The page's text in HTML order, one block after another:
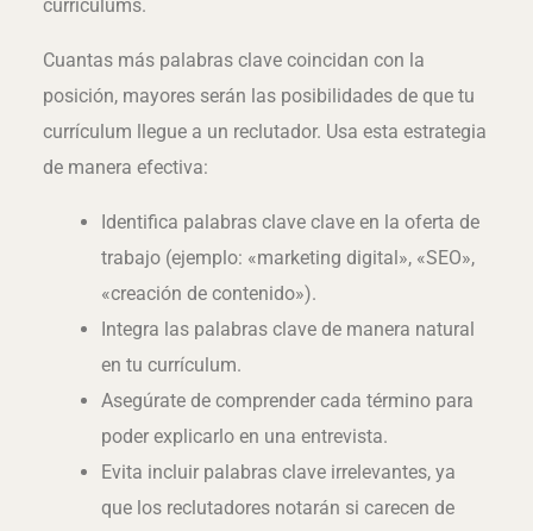
currículums.
Cuantas más palabras clave coincidan con la
posición, mayores serán las posibilidades de que tu
currículum llegue a un reclutador. Usa esta estrategia
de manera efectiva:
Identifica palabras clave clave en la oferta de
trabajo (ejemplo: «marketing digital», «SEO»,
«creación de contenido»).
Integra las palabras clave de manera natural
en tu currículum.
Asegúrate de comprender cada término para
poder explicarlo en una entrevista.
Evita incluir palabras clave irrelevantes, ya
que los reclutadores notarán si carecen de